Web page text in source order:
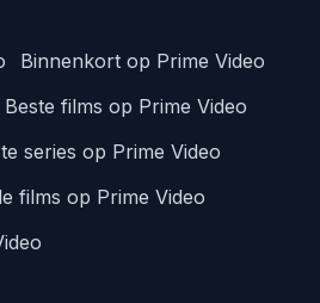
Binnenkort op Prime Video
Beste films op Prime Video
series op Prime Video
films op Prime Video